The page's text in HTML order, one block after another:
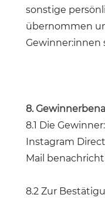
sonstige
übernommen
Gewinner:innen
8.
8.1 Die
Instagram
Mail
8.2 Zur